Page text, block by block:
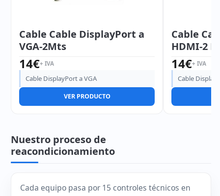
Cable Cable DisplayPort a
VGA-2Mts
14€+ IVA
Cable DisplayPort a VGA
VER PRODUCTO
Cable
HDMI-2
14€+ IVA
Cable
Nuestro proceso de
reacondicionamiento
Cada equipo pasa por 15 controles técnicos en